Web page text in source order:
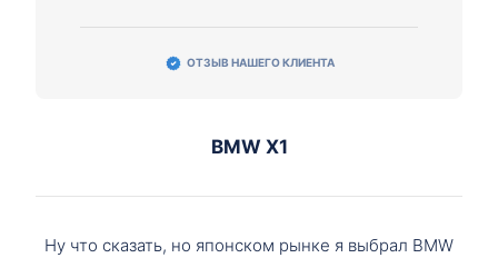
ОТЗЫВ НАШЕГО КЛИЕНТА
BMW X1
Ну что сказать, но японском рынке я выбрал BMW